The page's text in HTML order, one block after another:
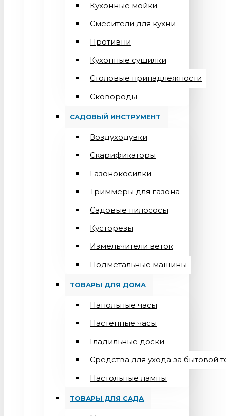
Кухонные мойки
Смесители для кухни
Противни
Кухонные сушилки
Столовые принадлежности
Сковороды
САДОВЫЙ ИНСТРУМЕНТ
Воздуходувки
Скарификаторы
Газонокосилки
Триммеры для газона
Садовые пилососы
Кусторезы
Измельчители веток
Подметальные машины
ТОВАРЫ ДЛЯ ДОМА
Напольные часы
Настенные часы
Гладильные доски
Средства для ухода за бытовой
Настольные лампы
ТОВАРЫ ДЛЯ САДА